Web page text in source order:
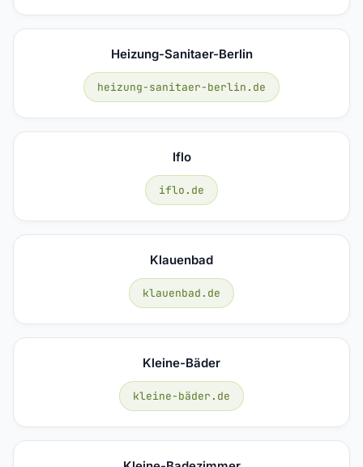
Heizung-Sanitaer-Berlin
heizung-sanitaer-berlin.de
Iflo
iflo.de
Klauenbad
klauenbad.de
Kleine-Bäder
kleine-bäder.de